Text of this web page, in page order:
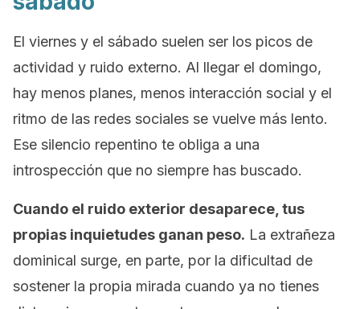
El viernes y el sábado suelen ser los picos de
actividad y ruido externo. Al llegar el domingo,
hay menos planes, menos interacción social y el
ritmo de las redes sociales se vuelve más lento.
Ese silencio repentino te obliga a una
introspección que no siempre has buscado.
Cuando el ruido exterior desaparece, tus
propias inquietudes ganan peso. La extrañeza
dominical surge, en parte, por la dificultad de
sostener la propia mirada cuando ya no tienes